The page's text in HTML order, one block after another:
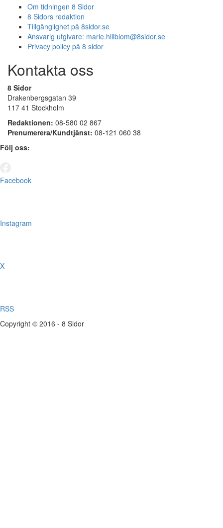
Om tidningen 8 Sidor
8 Sidors redaktion
Tillgänglighet på 8sidor.se
Ansvarig utgivare: marie.hillblom@8sidor.se
Privacy policy på 8 sidor
Kontakta oss
8 Sidor
Drakenbergsgatan 39
117 41 Stockholm
Redaktionen: 08-580 02 867
Prenumerera/Kundtjänst: 08-121 060 38
Följ oss:
Facebook
Instagram
X
RSS
Copyright © 2016 - 8 Sidor